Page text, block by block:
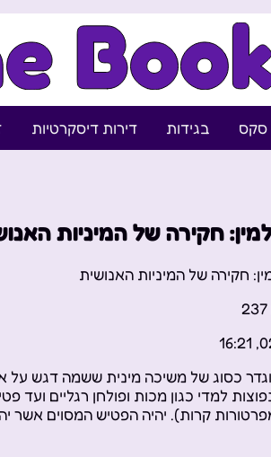
סקס בגידות דירות דיסקרטיות
חקירה של המיניות
237
כסוג של משיכה מינית ששמה דגש על
למדי כגון מכות ופולחן רגליים ועד
קרות). יהיה הפטיש המסוים אשר